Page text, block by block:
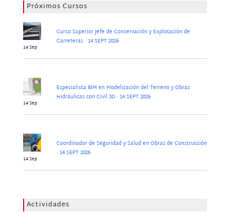
Próximos Cursos
14 Sep
Curso Superior Jefe de Conservación y Explotación de
Carreteras · 14 SEPT 2026
14 Sep
Especialista BIM en Modelización del Terreno y Obras
Hidráulicas con Civil 3D · 14 SEPT 2026
14 Sep
Coordinador de Seguridad y Salud en Obras de Construcción
· 14 SEPT 2026
Actividades